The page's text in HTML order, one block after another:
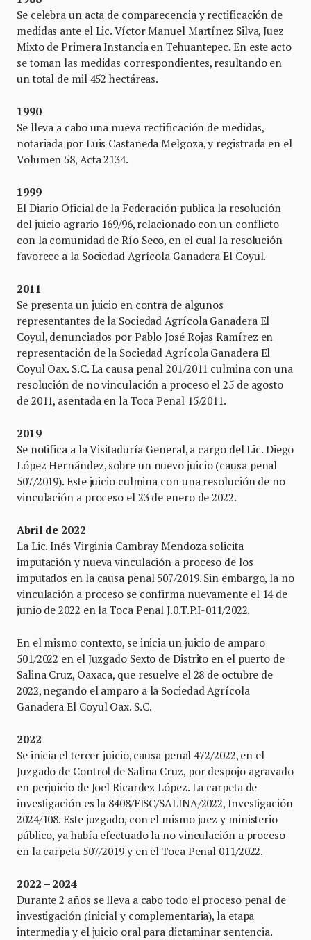
Se celebra un acta de comparecencia y rectificación de
medidas ante el Lic. Víctor Manuel Martínez Silva, Juez
Mixto de Primera Instancia en Tehuantepec. En este acto
se toman las medidas correspondientes, resultando en
un total de mil 452 hectáreas.
1990
Se lleva a cabo una nueva rectificación de medidas,
notariada por Luis Castañeda Melgoza, y registrada en el
Volumen 58, Acta 2134.
1999
El Diario Oficial de la Federación publica la resolución
del juicio agrario 169/96, relacionado con un conflicto
con la comunidad de Río Seco, en el cual la resolución
favorece a la Sociedad Agrícola Ganadera El Coyul.
2011
Se presenta un juicio en contra de algunos
representantes de la Sociedad Agrícola Ganadera El
Coyul, denunciados por Pablo José Rojas Ramírez en
representación de la Sociedad Agrícola Ganadera El
Coyul Oax. S.C. La causa penal 201/2011 culmina con una
resolución de no vinculación a proceso el 25 de agosto
de 2011, asentada en la Toca Penal 15/2011.
2019
Se notifica a la Visitaduría General, a cargo del Lic. Diego
López Hernández, sobre un nuevo juicio (causa penal
507/2019). Este juicio culmina con una resolución de no
vinculación a proceso el 23 de enero de 2022.
Abril de 2022
La Lic. Inés Virginia Cambray Mendoza solicita
imputación y nueva vinculación a proceso de los
imputados en la causa penal 507/2019. Sin embargo, la no
vinculación a proceso se confirma nuevamente el 14 de
junio de 2022 en la Toca Penal J.0.T.P.I-011/2022.
En el mismo contexto, se inicia un juicio de amparo
501/2022 en el Juzgado Sexto de Distrito en el puerto de
Salina Cruz, Oaxaca, que resuelve el 28 de octubre de
2022, negando el amparo a la Sociedad Agrícola
Ganadera El Coyul Oax. S.C.
2022
Se inicia el tercer juicio, causa penal 472/2022, en el
Juzgado de Control de Salina Cruz, por despojo agravado
en perjuicio de Joel Ricardez López. La carpeta de
investigación es la 8408/FISC/SALINA/2022, Investigación
2024/108. Este juzgado, con el mismo juez y ministerio
público, ya había efectuado la no vinculación a proceso
en la carpeta 507/2019 y en el Toca Penal 011/2022.
2022 – 2024
Durante 2 años se lleva a cabo todo el proceso penal de
investigación (inicial y complementaria), la etapa
intermedia y el juicio oral para dictaminar sentencia.